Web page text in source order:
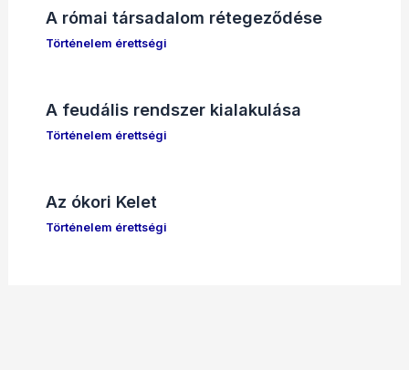
A római társadalom rétegeződése
Történelem érettségi
A feudális rendszer kialakulása
Történelem érettségi
Az ókori Kelet
Történelem érettségi